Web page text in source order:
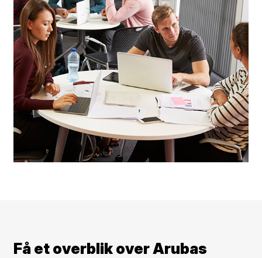
Få et overblik over Arubas